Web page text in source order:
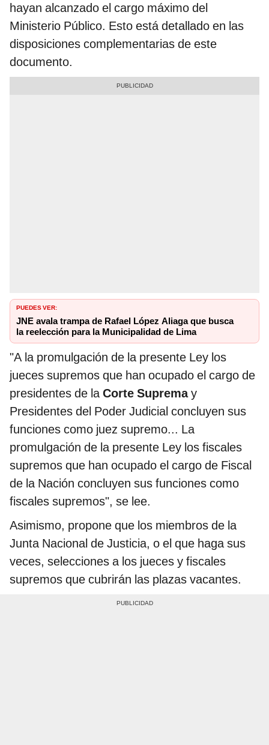
hayan alcanzado el cargo máximo del
Ministerio Público. Esto está detallado en las
disposiciones complementarias de este
documento.
PUEDES VER:
JNE avala trampa de Rafael López Aliaga que busca
la reelección para la Municipalidad de Lima
"A la promulgación de la presente Ley los
jueces supremos que han ocupado el cargo de
presidentes de laCorte Supremay
Presidentes del Poder Judicial concluyen sus
funciones como juez supremo... La
promulgación de la presente Ley los fiscales
supremos que han ocupado el cargo de Fiscal
de la Nación concluyen sus funciones como
fiscales supremos", se lee.
Asimismo, propone que los miembros de la
Junta Nacional de Justicia, o el que haga sus
veces, selecciones a los jueces y fiscales
supremos que cubrirán las plazas vacantes.